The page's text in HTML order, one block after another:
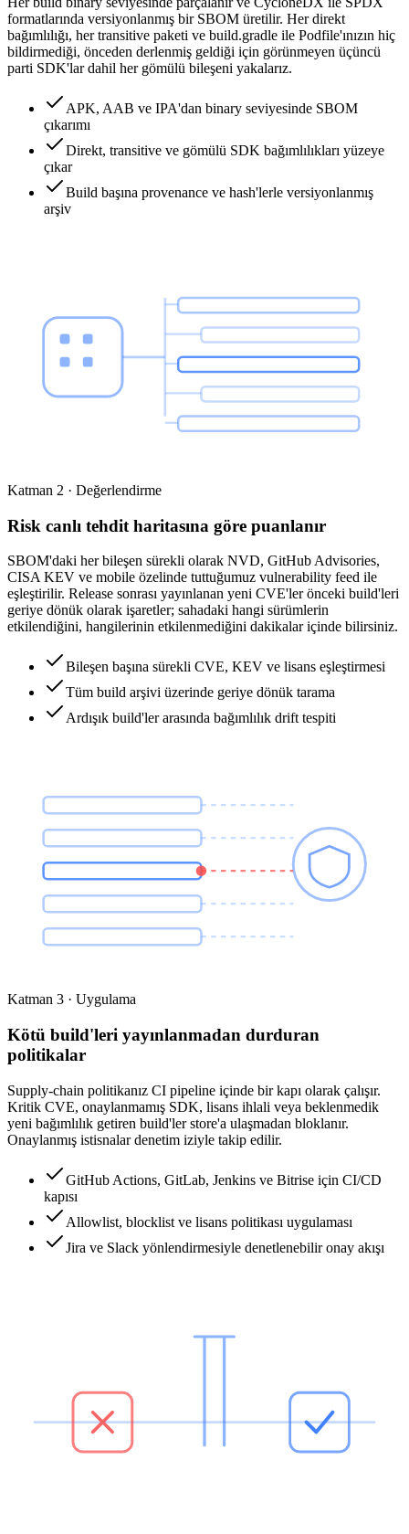
formatlarında versiyonlanmış bir SBOM üretilir. Her direkt
bağımlılığı, her transitive paketi ve build.gradle ile Podfile'ınızın hiç
bildirmediği, önceden derlenmiş geldiği için görünmeyen üçüncü
parti SDK'lar dahil her gömülü bileşeni yakalarız.
APK, AAB ve IPA'dan binary seviyesinde SBOM
çıkarımı
Direkt, transitive ve gömülü SDK bağımlılıkları yüzeye
çıkar
Build başına provenance ve hash'lerle versiyonlanmış
arşiv
Katman 2 · Değerlendirme
Risk canlı tehdit haritasına göre puanlanır
SBOM'daki her bileşen sürekli olarak NVD, GitHub Advisories,
CISA KEV ve mobile özelinde tuttuğumuz vulnerability feed ile
eşleştirilir. Release sonrası yayınlanan yeni CVE'ler önceki build'leri
geriye dönük olarak işaretler; sahadaki hangi sürümlerin
etkilendiğini, hangilerinin etkilenmediğini dakikalar içinde bilirsiniz.
Bileşen başına sürekli CVE, KEV ve lisans eşleştirmesi
Tüm build arşivi üzerinde geriye dönük tarama
Ardışık build'ler arasında bağımlılık drift tespiti
Katman 3 · Uygulama
Kötü build'leri yayınlanmadan durduran
politikalar
Supply-chain politikanız CI pipeline içinde bir kapı olarak çalışır.
Kritik CVE, onaylanmamış SDK, lisans ihlali veya beklenmedik
yeni bağımlılık getiren build'ler store'a ulaşmadan bloklanır.
Onaylanmış istisnalar denetim iziyle takip edilir.
GitHub Actions, GitLab, Jenkins ve Bitrise için CI/CD
kapısı
Allowlist, blocklist ve lisans politikası uygulaması
Jira ve Slack yönlendirmesiyle denetlenebilir onay akışı